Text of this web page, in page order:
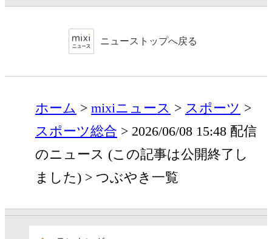
ニューストップへ戻る
ホーム mixiニュース
スポーツ
スポーツ総合
2026/06/08 15:48 配信
のニュース (この記事は公開終了し
ました)
つぶやき一覧